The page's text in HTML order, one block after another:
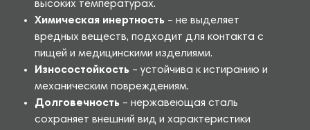
высоких температурах.
Химическая инертность – не выделяет
вредных веществ, подходит для контакта с
пищей и медицинскими изделиями.
Износостойкость – устойчива к истиранию и
механическим повреждениям.
Долговечность – нержавеющая сталь
сохраняет внешний вид и характеристики